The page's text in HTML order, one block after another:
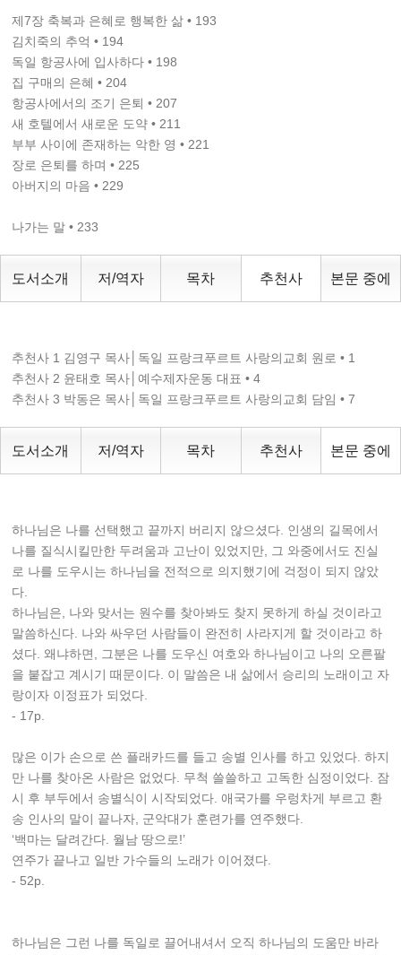
제7장 축복과 은혜로 행복한 삶 • 193
김치죽의 추억 • 194
독일 항공사에 입사하다 • 198
집 구매의 은혜 • 204
항공사에서의 조기 은퇴 • 207
새 호텔에서 새로운 도약 • 211
부부 사이에 존재하는 악한 영 • 221
장로 은퇴를 하며 • 225
아버지의 마음 • 229
나가는 말 • 233
도서소개 저/역자 목차 추천사 본문 중에
추천사 1 김영구 목사│독일 프랑크푸르트 사랑의교회 원로 • 1
추천사 2 윤태호 목사│예수제자운동 대표 • 4
추천사 3 박동은 목사│독일 프랑크푸르트 사랑의교회 담임 • 7
도서소개 저/역자 목차 추천사 본문 중에
하나님은 나를 선택했고 끝까지 버리지 않으셨다. 인생의 길목에서
나를 질식시킬만한 두려움과 고난이 있었지만, 그 와중에서도 진실
로 나를 도우시는 하나님을 전적으로 의지했기에 걱정이 되지 않았
다.
하나님은, 나와 맞서는 원수를 찾아봐도 찾지 못하게 하실 것이라고
말씀하신다. 나와 싸우던 사람들이 완전히 사라지게 할 것이라고 하
셨다. 왜냐하면, 그분은 나를 도우신 여호와 하나님이고 나의 오른팔
을 붙잡고 계시기 때문이다. 이 말씀은 내 삶에서 승리의 노래이고 자
랑이자 이정표가 되었다.
- 17p.
많은 이가 손으로 쓴 플래카드를 들고 송별 인사를 하고 있었다. 하지
만 나를 찾아온 사람은 없었다. 무척 쓸쓸하고 고독한 심정이었다. 잠
시 후 부두에서 송별식이 시작되었다. 애국가를 우렁차게 부르고 환
송 인사의 말이 끝나자, 군악대가 훈련가를 연주했다.
‘백마는 달려간다. 월남 땅으로!’
연주가 끝나고 일반 가수들의 노래가 이어졌다.
- 52p.
하나님은 그런 나를 독일로 끌어내셔서 오직 하나님의 도움만 바라